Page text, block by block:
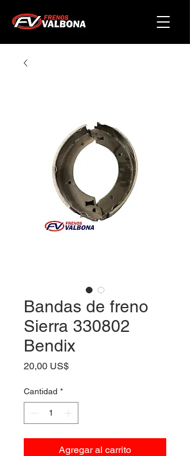
Bandas de freno
Sierra 330802
Bendix
20,00 US$Precio
Cantidad *
Agregar al carrito